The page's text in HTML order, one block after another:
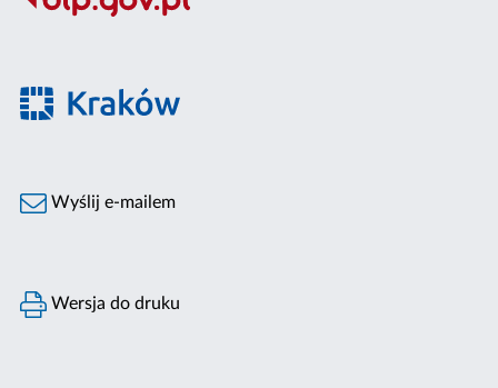
Wyślij e-mailem
Wersja do druku